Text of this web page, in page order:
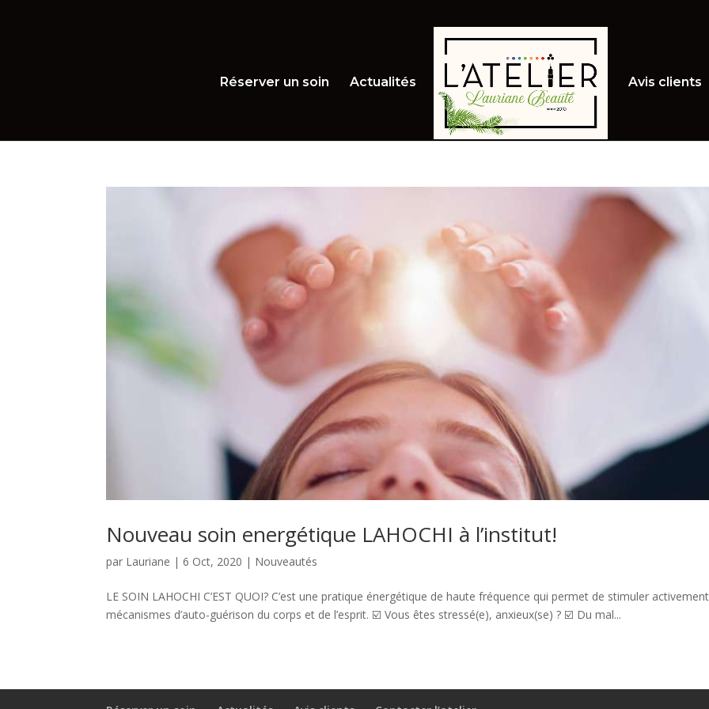
Réserver un soin Actualités Avis clients
Nouveau soin energétique LAHOCHI à l’institut!
par Lauriane |6 Oct, 2020 | Nouveautés
LE SOIN LAHOCHI C’EST QUOI? C’est une pratique énergétique de haute fréquence qui permet de stimuler
mécanismes d’auto-guérison du corps et de l’esprit. ☑️ Vous êtes stressé(e), anxieux(se) ? ☑️ Du mal...